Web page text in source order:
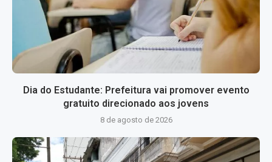
Dia do Estudante: Prefeitura vai promover evento
gratuito direcionado aos jovens
8 de agosto de 2026